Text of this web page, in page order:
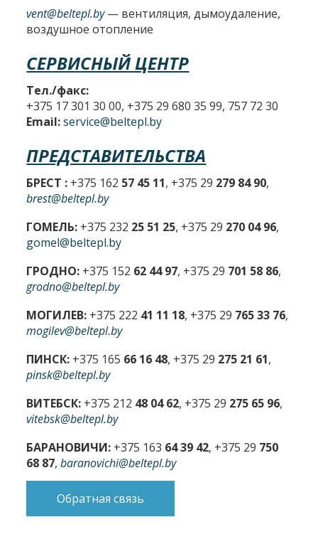
vent@beltepl.by— вентиляция, дымоудаление,
воздушное отопление
СЕРВИСНЫЙ ЦЕНТР
Тел./факс:
+375 17 301 30 00, +375 29 680 35 99, 757 72 30
Email: service@beltepl.by
ПРЕДСТАВИТЕЛЬСТВА
БРЕСТ : +375 162 57 45 11, +375 29 279 84 90,
brest@beltepl.by
ГОМЕЛЬ: +375 232 25 51 25, +375 29 270 04 96,
gomel@beltepl.by
ГРОДНО: +375 152 62 44 97, +375 29 701 58 86,
grodno@beltepl.by
МОГИЛЕВ: +375 222 41 11 18, +375 29 765 33 76,
mogilev@beltepl.by
ПИНСК: +375 165 66 16 48, +375 29 275 21 61,
pinsk@beltepl.by
ВИТЕБСК: +375 212 48 04 62, +375 29 275 65 96,
vitebsk@beltepl.by
БАРАНОВИЧИ: +375 163 64 39 42, +375 29 750
68 87,baranovichi@beltepl.by
Обратная связь